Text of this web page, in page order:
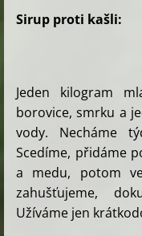
Sirup proti kašli:
Jeden kilogram
borovice, smrku a
vody. Necháme
Scedíme, přidáme
a medu, potom
zahušťujeme,
Užíváme jen